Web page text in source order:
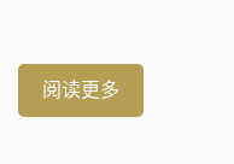
阅读更多